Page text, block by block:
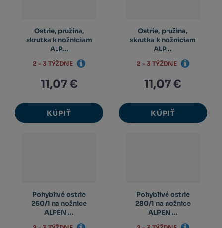
Ostrie, pružina,
skrutka k nožniciam
ALP...
11,07 €
KÚPIŤ
2 - 3 TÝŽDNE
Ostrie, pružina,
skrutka k nožniciam
ALP...
11,07 €
KÚPIŤ
2 - 3 TÝŽDNE
Pohyblivé ostrie
260/1 na nožnice
ALPEN ...
Pohyblivé ostrie
280/1 na nožnice
ALPEN ...